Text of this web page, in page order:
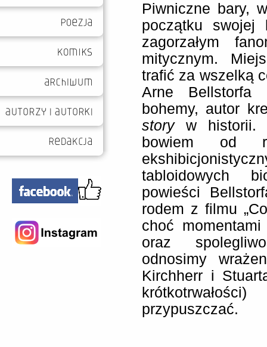
Piwniczne bary,
początku swojej
zagorzałym
mitycznym.
trafić za wszelką
Arne Bellstorfa
bohemy, autor
storyw historii.
bowiem od
tabloidowych
powieści
rodem z filmu
choć
oraz
odnosimy
Kirchherr i
przypuszczać.